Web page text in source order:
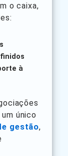
o caixa,
à
único
gestão,